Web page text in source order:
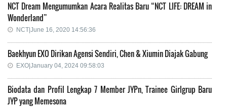
NCT Dream Mengumumkan Acara Realitas Baru “NCT LIFE: DREAM in
Wonderland”
NCT|June 16, 2020 14:56:36
Baekhyun EXO Dirikan Agensi Sendiri, Chen & Xiumin Diajak Gabung
EXO|January 04, 2024 09:58:03
Biodata dan Profil Lengkap 7 Member JYPn, Trainee Girlgrup Baru
JYP yang Memesona